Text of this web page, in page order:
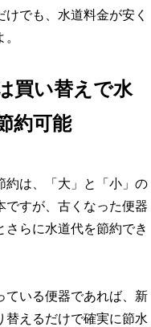
けでも、水道料金が安く
買い替えで水
約可能
約は、「大」と「小」の
ですが、古くなった便器
さらに水道代を節約でき
ている便器であれば、新
替えるだけで確実に節水